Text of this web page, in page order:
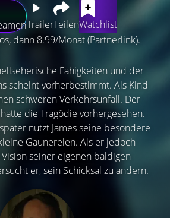
TrailerTeilenWatchlist
dann 8.99/Monat (Partnerlink).
Fähigkeiten und der
scheint vorherbestimmt. Als Kind
schweren Verkehrsunfall. Der
die Tragödie vorhergesehen.
nutzt James seine besondere
Gaunereien. Als er jedoch
seiner eigenen baldigen
er, sein Schicksal zu ändern.